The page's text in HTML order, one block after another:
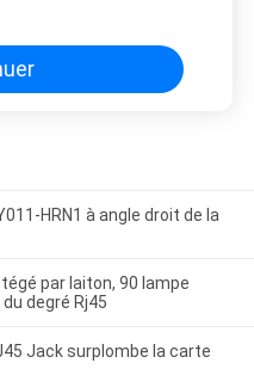
HRN1 à angle droit de la
par laiton, 90 lampe
degré Rj45
Jack surplombe la carte